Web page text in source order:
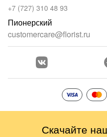
+7 (727) 310 48 93
Пионерский
customercare@florist.ru
Скачайте